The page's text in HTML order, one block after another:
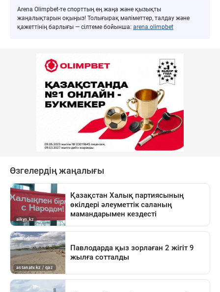
Arena Olimpbet-те спорттың ең жаңа және қызықты
жаңалықтарын оқыңыз! Толығырақ мәліметтер, талдау және
қажеттінің барлығы — сілтеме бойынша: arena.olimpbet